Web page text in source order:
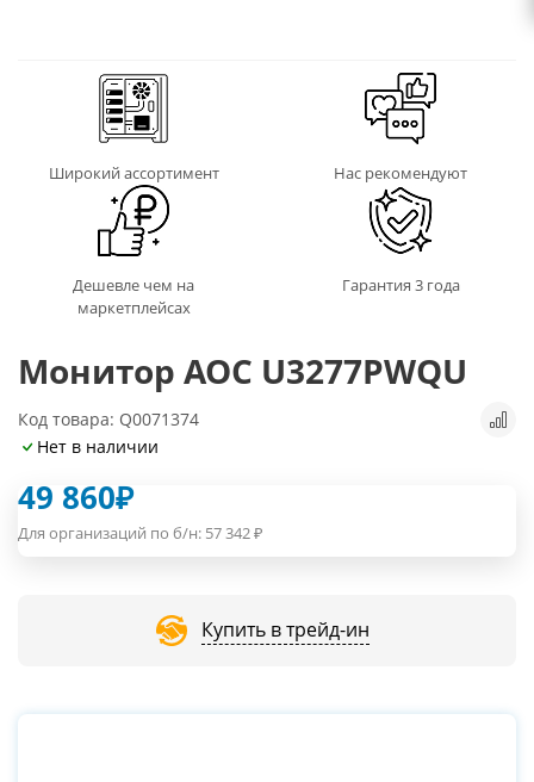
Широкий ассортимент Нас рекомендуют
Дешевле чем на
маркетплейсах
Гарантия 3 года
Монитор AOC U3277PWQU
Код товара: Q0071374
Нет в наличии
49 860₽
Для организаций по б/н: 57 342₽
Купить в трейд-ин